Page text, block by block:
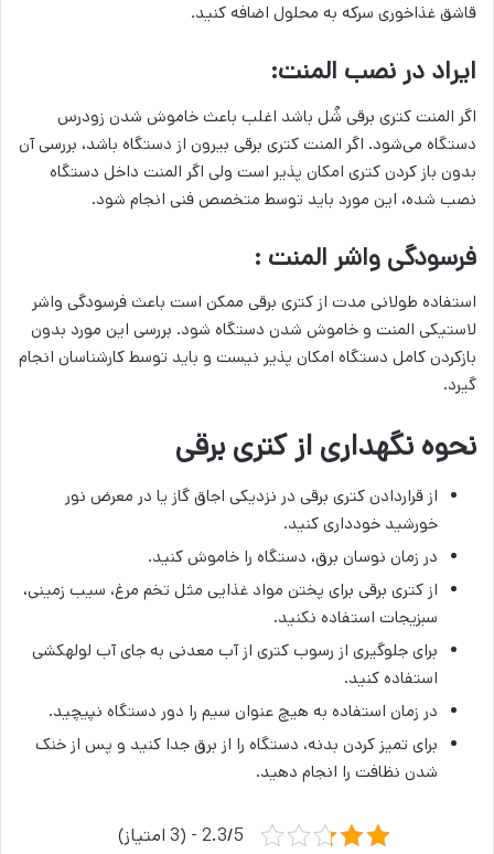
قاشق غذاخوری سرکه به محلول اضافه کنید.
ایراد در نصب المنت:
اگر المنت کتری برقی شُل باشد اغلب باعث خاموش شدن زودرس
دستگاه می‌شود. اگر المنت کتری برقی بیرون از دستگاه باشد، بررسی آن
بدون باز کردن کتری امکان پذیر است ولی اگر المنت داخل دستگاه
نصب شده، این مورد باید توسط متخصص فنی انجام شود.
فرسودگی واشر المنت :
استفاده طولانی مدت از کتری برقی ممکن است باعث فرسودگی واشر
لاستیکی المنت و خاموش شدن دستگاه شود. بررسی این مورد بدون
بازکردن کامل دستگاه امکان پذیر نیست و باید توسط کارشناسان انجام
گیرد.
نحوه نگهداری از کتری برقی
از قراردادن کتری برقی در نزدیکی اجاق گاز یا در معرض نور
خورشید خودداری کنید.
در زمان نوسان برق، دستگاه را خاموش کنید.
از کتری برقی برای پختن مواد غذایی مثل تخم مرغ، سیب زمینی،
سبزیجات استفاده نکنید.
برای جلوگیری از رسوب کتری از آب معدنی به جای آب لوله‎کشی
استفاده کنید.
در زمان استفاده به هیچ عنوان سیم را دور دستگاه نپیچید.
برای تمیز کردن بدنه، دستگاه را از برق جدا کنید و پس از خنک
شدن نظافت را انجام دهید.
2.3/5 - (3 امتیاز)